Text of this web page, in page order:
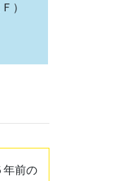
）
年前の